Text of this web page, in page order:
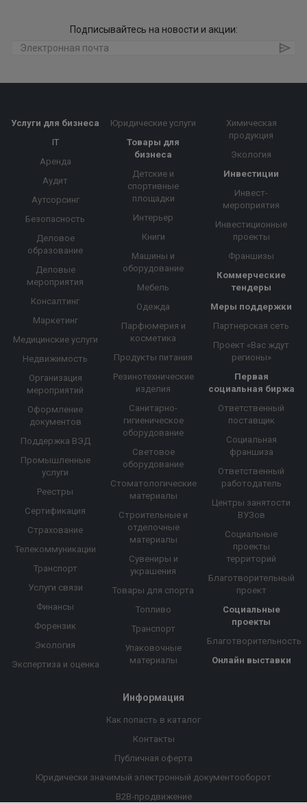
Подписывайтесь на новости и акции:
Услуги для бизнеса
IT
Аренда
Аудит
Аутсорсинг
Безопасность
Деловое
образование
Деловые
мероприятия
Консалтинг
Маркетинг
Медицинские услуги
Недвижимость
Организация
мероприятий
Оформление
документов
Поддержка ВЭД
Промышленные
услуги
Реестры
Сертификация
Страхование
Телекоммуникации
Транспорт
Услуги связи
Финансы
Форензик
Экология
Экспертиза и оценка
Юридические услуги
Товары для
бизнеса
Детские и
спортивные
площадки
Интерьер
Книги
Машины и
оборудование
Мебель
Одежда
Парфюмерия и
косметика
Продукты питания
Резинотехнические
изделия
Санитарно-
гигиеническое
оборудование
Световое
оборудование
Стоматологические
материалы
Строительные и
отделочные
материалы
Сувениры и
украшения
Товары для спорта
Топливо
Транспорт
Упаковочные
материалы
Химическая
продукция
Экология
Инвестиции
Инвест-
мероприятия
Инвестиционные
проекты
Франшизы
Коммерческие
тендеры
Меры поддержки
Партнерская сеть
Проект «Вас ждут
регионы»
Первая
социальная биржа
Ответственный
поставщик
Социальная
франшиза
Ответственный
работодатель
Центры занятости
ВУЗов
Социальные
проекты
территорий
Благотворительный
проект
Социальные
проекты
Благотворительность
Онлайн выставки
Информация
Как попасть в каталог
Контакты
Публичная оферта
Юридически значимый электронный документооборот
B2B-продвижение